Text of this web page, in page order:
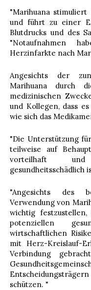
"Marihuana stimuliert
und führt zu einer
Blutdrucks und des
"Notaufnahmen
Herzinfarkte nach
Angesichts der
Marihuana durch
medizinischen
und Kollegen, dass
wie sich das
"Die Unterstützung
teilweise auf
vorteilhaft
gesundheitsschädlich
"Angesichts des
Verwendung von
wichtig
potenziellen
wirtschaftlichen
mit Herz-Kreislauf-
Verbindung
schützen. "